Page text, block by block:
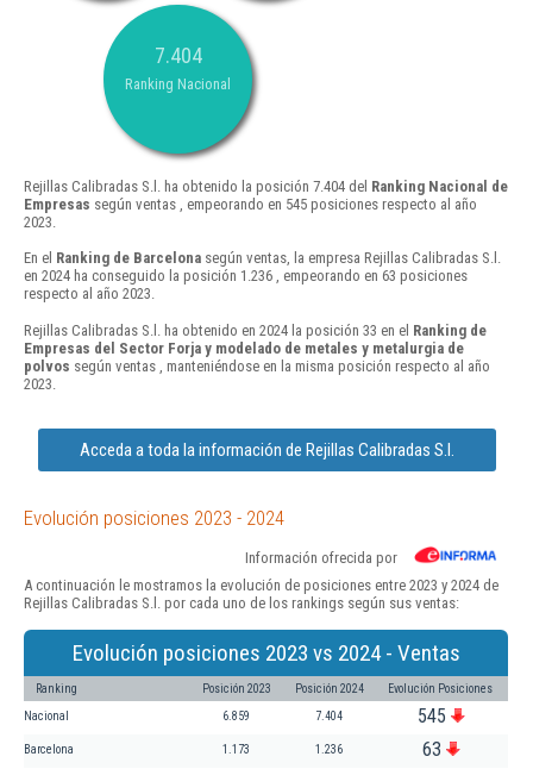
7.404
Ranking Nacional
Rejillas Calibradas S.l. ha obtenido la posición 7.404 del Ranking Nacional de
Empresas según ventas , empeorando en 545 posiciones respecto al año
2023.
En el Ranking de Barcelona según ventas, la empresa Rejillas Calibradas S.l.
en 2024 ha conseguido la posición 1.236 , empeorando en 63 posiciones
respecto al año 2023.
Rejillas Calibradas S.l. ha obtenido en 2024 la posición 33 en el Ranking de
Empresas del Sector Forja y modelado de metales y metalurgia de
polvos según ventas , manteniéndose en la misma posición respecto al año
2023.
Acceda a toda la información de Rejillas Calibradas S.l.
Evolución posiciones 2023 - 2024
Información ofrecida por
A continuación le mostramos la evolución de posiciones entre 2023 y 2024 de
Rejillas Calibradas S.l. por cada uno de los rankings según sus ventas:
Evolución posiciones 2023 vs 2024 - Ventas
Ranking Posición 2023 Posición 2024 Evolución Posiciones
Nacional 6.859 7.404 545
Barcelona 1.173 1.236 63